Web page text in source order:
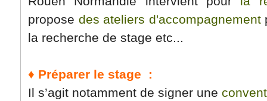
propose des ateliers d'accompagnement
la recherche de stage etc...
♦ Préparer le stage
:
Il s’agit notamment de signer une